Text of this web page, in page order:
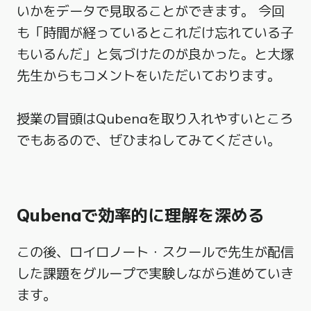
いかをデータで見取ることができます。 今回
も「時間が経っているとこれだけ忘れている子
もいるんだ」と気づけたのが良かった。と大塚
先生からもコメントをいただいております。
授業の冒頭はQubenaを取り入れやすいところ
でもあるので、ぜひまねしてみてください。
Qubenaで効率的に理解を深める
この後、ロイロノート・スクールで先生が配信
した課題をグループで実験しながら進めていき
ます。